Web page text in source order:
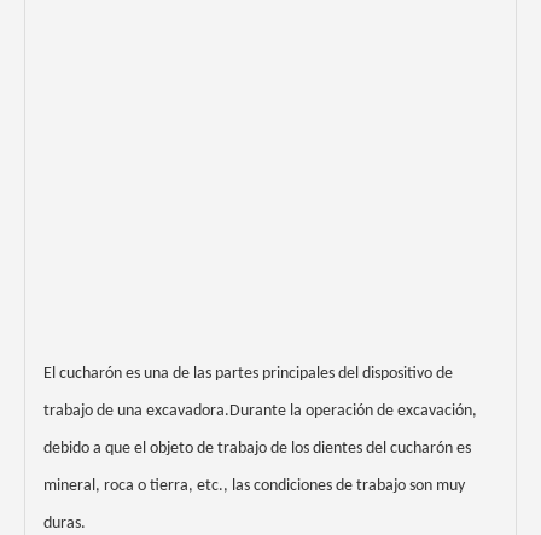
El cucharón es una de las partes principales del dispositivo de
trabajo de una excavadora.Durante la operación de excavación,
debido a que el objeto de trabajo de los dientes del cucharón es
mineral, roca o tierra, etc., las condiciones de trabajo son muy
duras.